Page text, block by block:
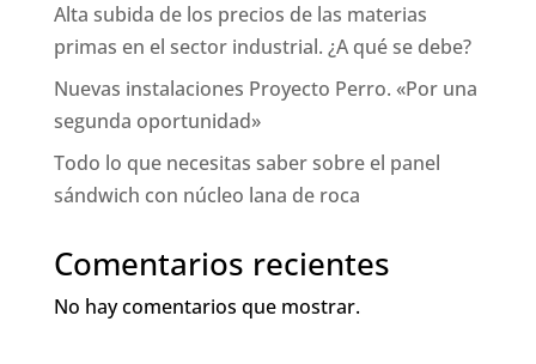
Alta subida de los precios de las materias
primas en el sector industrial. ¿A qué se debe?
Nuevas instalaciones Proyecto Perro. «Por una
segunda oportunidad»
Todo lo que necesitas saber sobre el panel
sándwich con núcleo lana de roca
Comentarios recientes
No hay comentarios que mostrar.